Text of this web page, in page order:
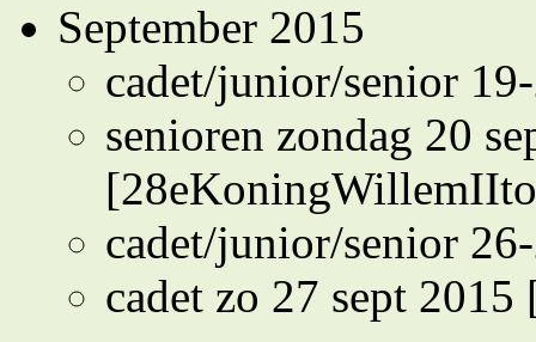
September 2015
cadet/junior/senior
senioren zondag 20
cadet/junior/senior
cadet zo 27 sept 2015